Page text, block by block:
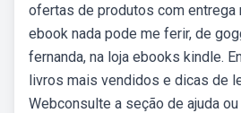
ofertas de produtos com entrega
ebook nada pode me ferir, de
fernanda, na loja ebooks kindle.
livros mais vendidos e dicas de
Webconsulte a seção de ajuda